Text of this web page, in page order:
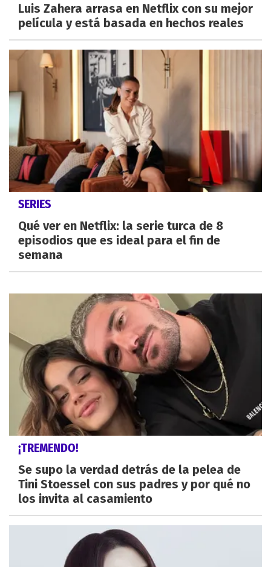
Luis Zahera arrasa en Netflix con su mejor
película y está basada en hechos reales
SERIES
Qué ver en Netflix: la serie turca de 8
episodios que es ideal para el fin de
semana
¡TREMENDO!
Se supo la verdad detrás de la pelea de
Tini Stoessel con sus padres y por qué no
los invita al casamiento